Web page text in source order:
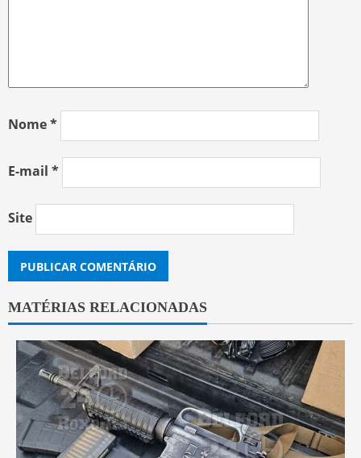
Nome*
E-mail *
Site
MATÉRIAS RELACIONADAS